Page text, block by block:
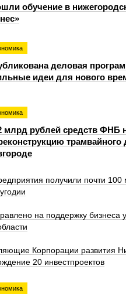
обучение в
деловая
идеи для нового
млрд рублей средств ФНБ
получили почти
на поддержку бизнеса
Корпорации развития
20 инвестпроектов